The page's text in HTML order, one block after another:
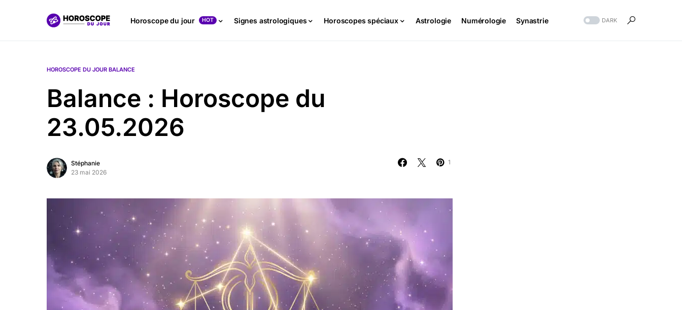
Horoscope du jour HOT Signes astrologiques Horoscopes spéciaux Astrologie Numérologie Synastrie DARK
HOROSCOPE DU JOUR BALANCE
Balance : Horoscope du
23.05.2026
Stéphanie
23 mai 2026
1